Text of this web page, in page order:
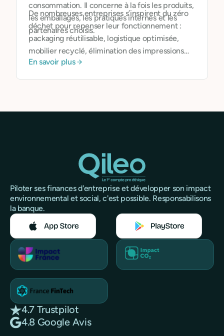
consommation. Il concerne à la fois les produits,
les emballages, les pratiques internes et les
partenaires choisis.
De nombreuses entreprises s’inspirent du zéro
déchet pour repenser leur fonctionnement :
packaging réutilisable, logistique optimisée,
mobilier recyclé, élimination des impressions
inutiles, économie circulaire...
En savoir plus
Piloter ses finances d'entreprise et développer son impact
environnemental et social, c'est possible. Responsabilisons
la banque.
4.7 Trustpilot
4.8 Google Avis